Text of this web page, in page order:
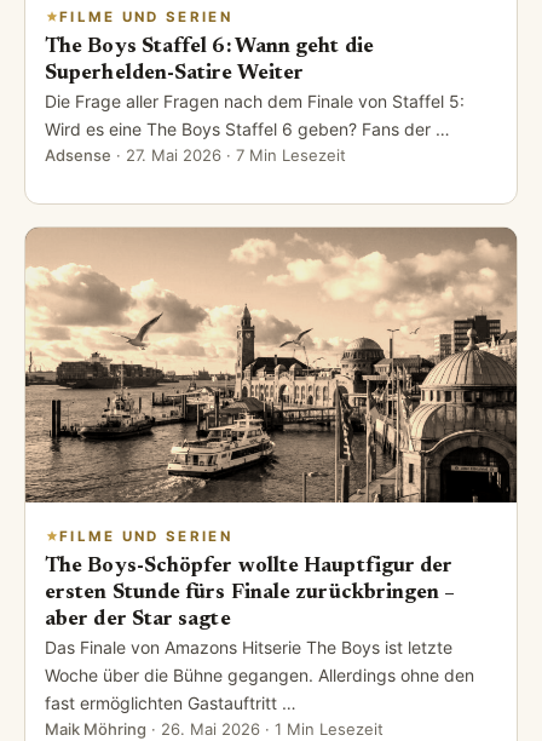
FILME UND SERIEN
The Boys Staffel 6: Wann geht die
Superhelden-Satire Weiter
Die Frage aller Fragen nach dem Finale von Staffel 5:
Wird es eine The Boys Staffel 6 geben? Fans der …
Adsense · 27. Mai 2026 · 7 Min Lesezeit
FILME UND SERIEN
The Boys-Schöpfer wollte Hauptfigur der
ersten Stunde fürs Finale zurückbringen –
aber der Star sagte
Das Finale von Amazons Hitserie The Boys ist letzte
Woche über die Bühne gegangen. Allerdings ohne den
fast ermöglichten Gastauftritt …
Maik Möhring · 26. Mai 2026 · 1 Min Lesezeit